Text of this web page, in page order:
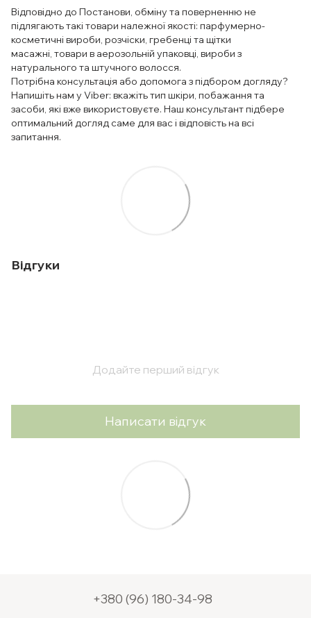
Відповідно до Постанови, обміну та поверненню не
підлягають такі товари належної якості: парфумерно-
косметичні вироби, розчіски, гребенці та щітки
масажні, товари в аерозольній упаковці, вироби з
натурального та штучного волосся.
Потрібна консультація або допомога з підбором догляду?
Напишіть нам у Viber: вкажіть тип шкіри, побажання та
засоби, які вже використовуєте. Наш консультант підбере
оптимальний догляд саме для вас і відповість на всі
запитання.
Відгуки
Додайте перший відгук
Написати відгук
+380 (96) 180-34-98